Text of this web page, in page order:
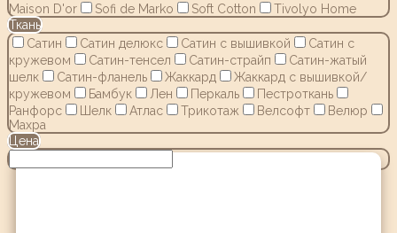
Maison D'or
Sofi de Marko Soft Cotton
Tivolyo Home
Ткань
Сатин
Сатин делюкс Сатин с вышивкой
Сатин с
кружевом
Сатин-тенсел Сатин-страйп
Сатин-жатый
шелк
Сатин-фланель Жаккард
Жаккард с вышивкой/
кружевом
Бамбук Лен Перкаль
Пестроткань
Ранфорс
Шелк Атлас Трикотаж Велсофт
Велюр
Махра
Цена